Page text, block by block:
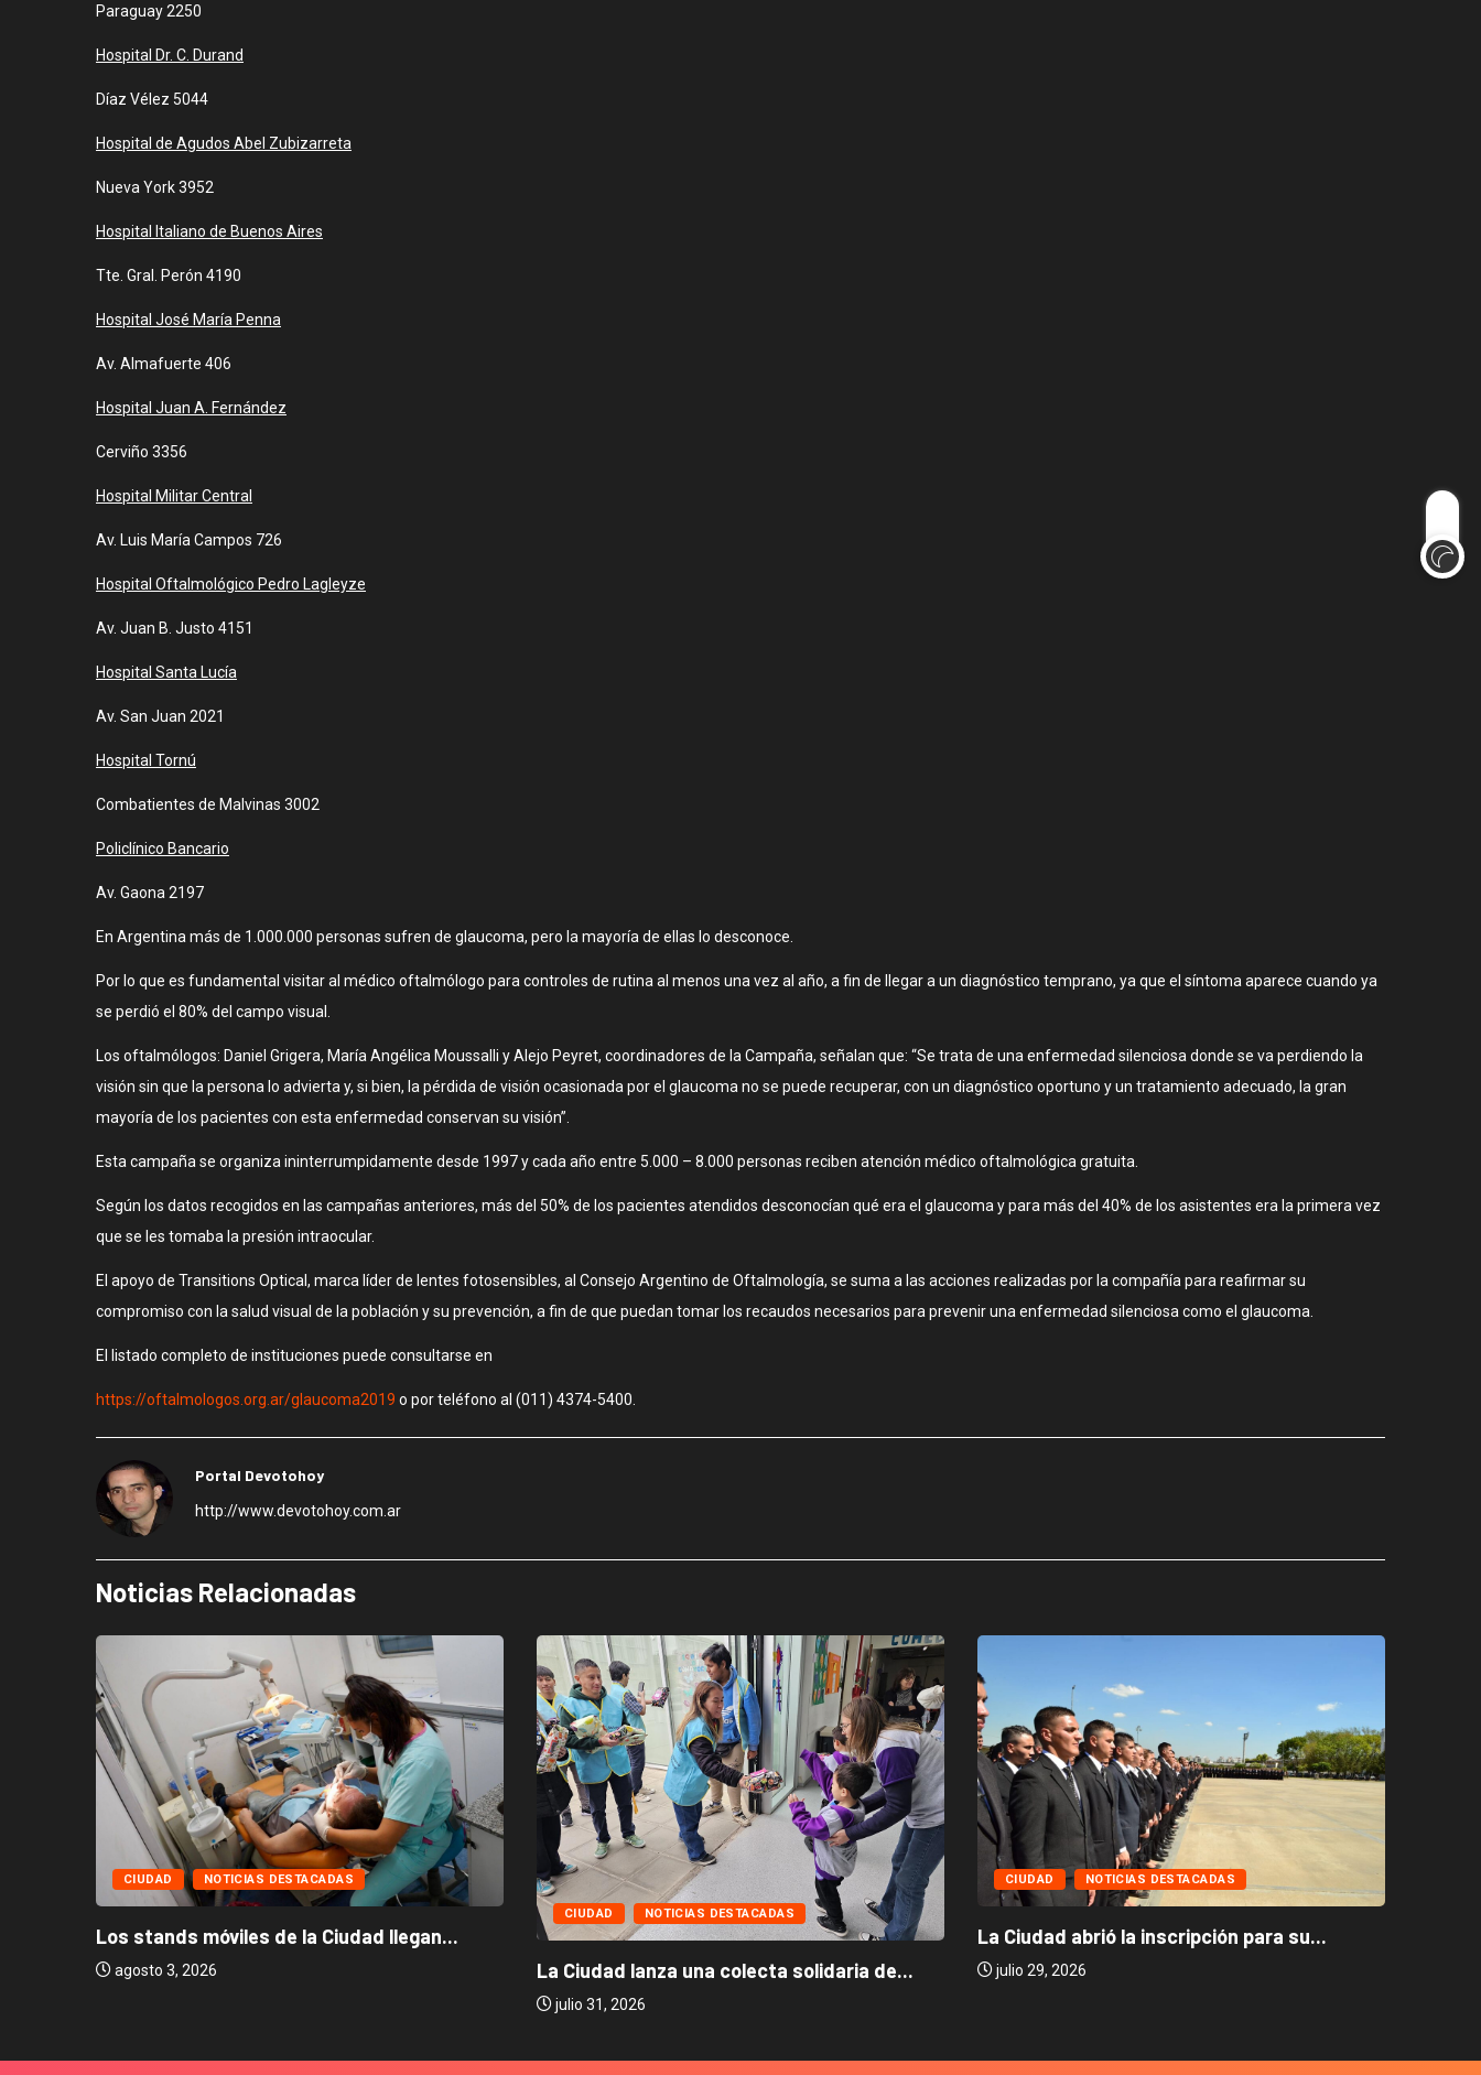
Paraguay 2250
Hospital Dr. C. Durand
Díaz Vélez 5044
Hospital de Agudos Abel Zubizarreta
Nueva York 3952
Hospital Italiano de Buenos Aires
Tte. Gral. Perón 4190
Hospital José María Penna
Av. Almafuerte 406
Hospital Juan A. Fernández
Cerviño 3356
Hospital Militar Central
Av. Luis María Campos 726
Hospital Oftalmológico Pedro Lagleyze
Av. Juan B. Justo 4151
Hospital Santa Lucía
Av. San Juan 2021
Hospital Tornú
Combatientes de Malvinas 3002
Policlínico Bancario
Av. Gaona 2197
En Argentina más de 1.000.000 personas sufren de glaucoma, pero la mayoría de ellas lo desconoce.
Por lo que es fundamental visitar al médico oftalmólogo para controles de rutina al menos una vez al año, a fin de llegar a un diagnóstico temprano, ya que el síntoma aparece cuando ya
se perdió el 80% del campo visual.
Los oftalmólogos: Daniel Grigera, María Angélica Moussalli y Alejo Peyret, coordinadores de la Campaña, señalan que: “Se trata de una enfermedad silenciosa donde se va perdiendo la
visión sin que la persona lo advierta y, si bien, la pérdida de visión ocasionada por el glaucoma no se puede recuperar, con un diagnóstico oportuno y un tratamiento adecuado, la gran
mayoría de los pacientes con esta enfermedad conservan su visión”.
Esta campaña se organiza ininterrumpidamente desde 1997 y cada año entre 5.000 – 8.000 personas reciben atención médico oftalmológica gratuita.
Según los datos recogidos en las campañas anteriores, más del 50% de los pacientes atendidos desconocían qué era el glaucoma y para más del 40% de los asistentes era la primera vez
que se les tomaba la presión intraocular.
El apoyo de Transitions Optical, marca líder de lentes fotosensibles, al Consejo Argentino de Oftalmología, se suma a las acciones realizadas por la compañía para reafirmar su
compromiso con la salud visual de la población y su prevención, a fin de que puedan tomar los recaudos necesarios para prevenir una enfermedad silenciosa como el glaucoma.
El listado completo de instituciones puede consultarse en
https://oftalmologos.org.ar/glaucoma2019 o por teléfono al (011) 4374-5400.
Portal Devotohoy
http://www.devotohoy.com.ar
Noticias Relacionadas
CIUDAD NOTICIAS DESTACADAS
Los stands móviles de la Ciudad llegan...
agosto 3, 2026
CIUDAD NOTICIAS DESTACADAS
La Ciudad lanza una colecta solidaria de...
julio 31, 2026
CIUDAD NOTICIAS DESTACADAS
La Ciudad abrió la inscripción para su...
julio 29, 2026